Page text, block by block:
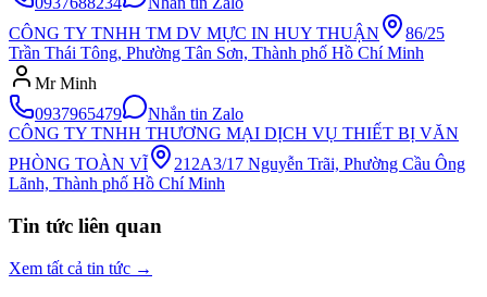
CÔNG TY TNHH TM DV MỰC IN HUY THUẬN
86/25
Trần Thái Tông, Phường Tân Sơn, Thành phố Hồ Chí Minh
Mr Minh
0937965479
Nhắn tin Zalo
CÔNG TY TNHH THƯƠNG MẠI DỊCH VỤ THIẾT BỊ VĂN
PHÒNG TOÀN VĨ
212A3/17 Nguyễn Trãi, Phường Cầu Ông
Lãnh, Thành phố Hồ Chí Minh
Tin tức liên quan
Xem tất cả tin tức →